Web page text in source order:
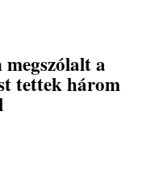
a
tettek három